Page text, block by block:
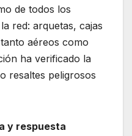
de todos los
red: arquetas, cajas
aéreos como
ha verificado la
resaltes peligrosos
y respuesta